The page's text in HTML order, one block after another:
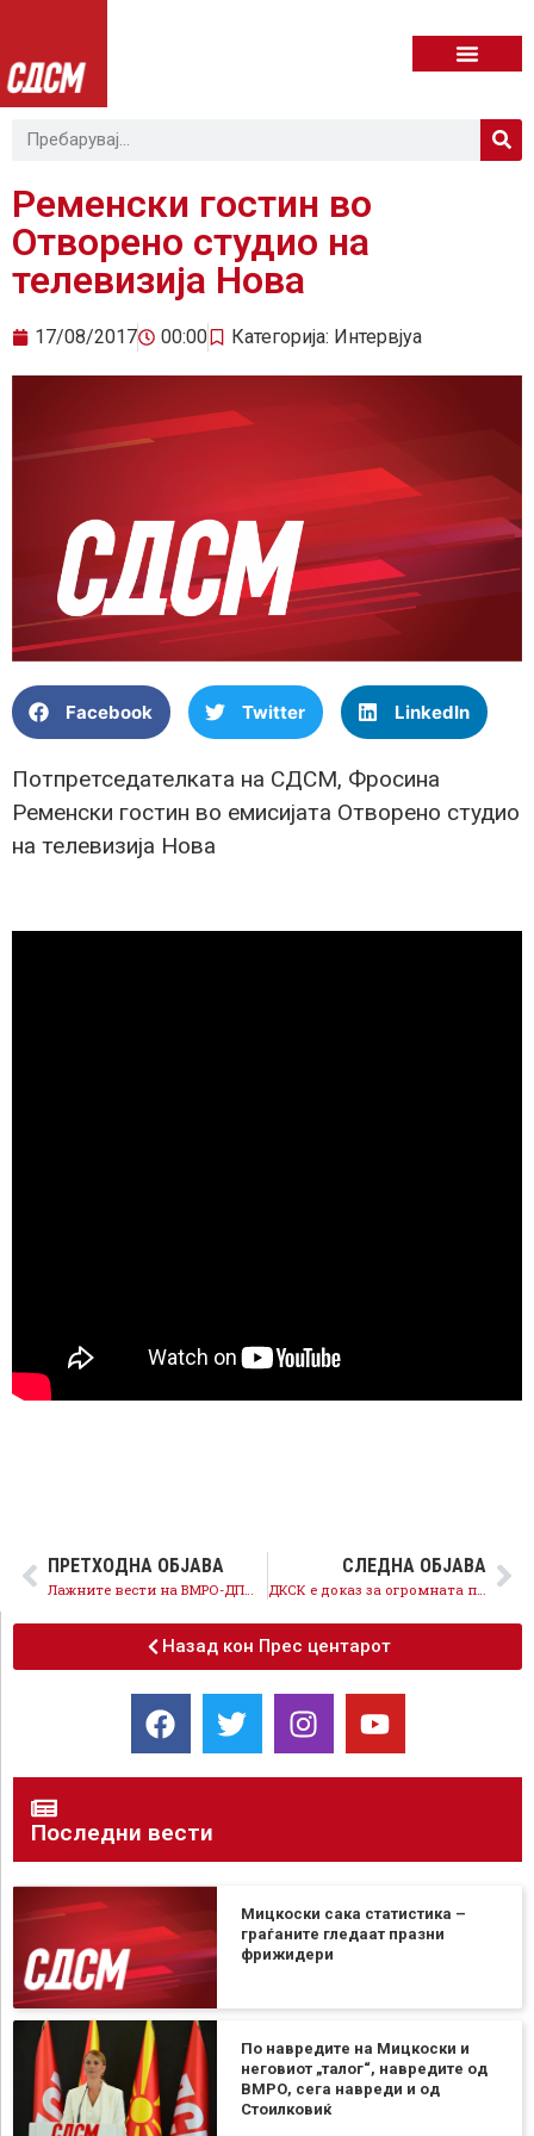
Ременски гостин во
Отворено студио на
телевизија Нова
17/08/2017 00:00 Категорија: Интервјуа
Facebook Twitter LinkedIn
Потпретседателката на СДСМ, Фросина
Ременски гостин во емисијата Отворено студио
на телевизија Нова
ПРЕТХОДНА ОБЈАВА
Лажните вести на ВМРО-ДПМНЕ нема да го сокријат фактот дека новата Влада го намалува јавниот долг
СЛЕДНА ОБЈАВА
ДКСК е доказ за огромната партизација на институциите од страна на ВМРО-ДПМНЕ и ја потврдува потребата од реформи
Назад кон Прес центарот
Последни вести
Мицкоски сака статистика –
граѓаните гледаат празни
фрижидери
По навредите на Мицкоски и
неговиот „талог“, навредите од
ВМРО, сега навреди и од
Стоилковиќ